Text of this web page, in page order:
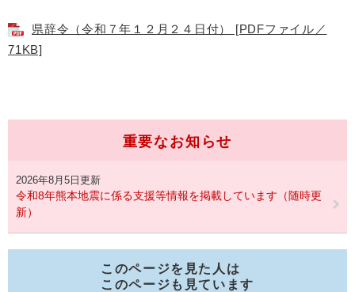
県辞令（令和７年１２月２４日付） [PDFファイル／
71KB]
重要なお知らせ
2026年8月5日更新
令和8年熊本地震に係る支援等情報を掲載しています（随時更
新）
このページを見た人は
このページも見ています